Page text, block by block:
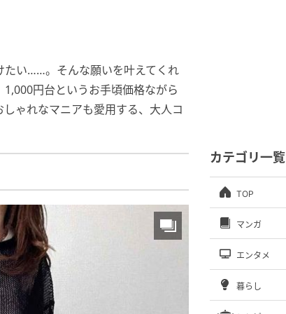
たい……。そんな願いを叶えてくれ
円台というお手頃価格ながら
ゃれなマニアも愛用する、大人コ
カテゴリ一覧
TOP
マンガ
エンタメ
暮らし